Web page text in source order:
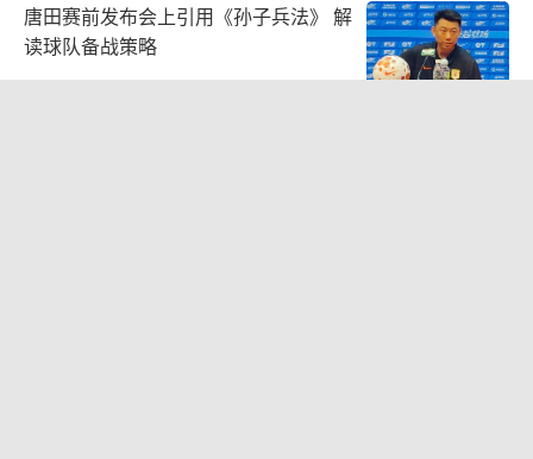
唐田赛前发布会上引用《孙子兵法》 解
读球队备战策略
2026-08-09 03:41:31